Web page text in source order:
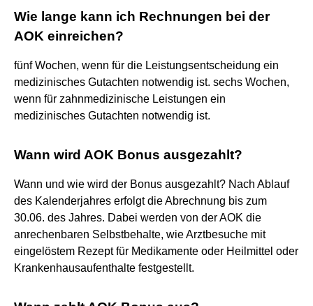
Wie lange kann ich Rechnungen bei der
AOK einreichen?
fünf Wochen, wenn für die Leistungsentscheidung ein
medizinisches Gutachten notwendig ist. sechs Wochen,
wenn für zahnmedizinische Leistungen ein
medizinisches Gutachten notwendig ist.
Wann wird AOK Bonus ausgezahlt?
Wann und wie wird der Bonus ausgezahlt? Nach Ablauf
des Kalenderjahres erfolgt die Abrechnung bis zum
30.06. des Jahres. Dabei werden von der AOK die
anrechenbaren Selbstbehalte, wie Arztbesuche mit
eingelöstem Rezept für Medikamente oder Heilmittel oder
Krankenhausaufenthalte festgestellt.